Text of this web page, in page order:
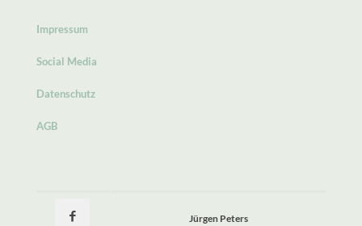
Impressum
Social Media
Datenschutz
AGB
Jürgen Peters